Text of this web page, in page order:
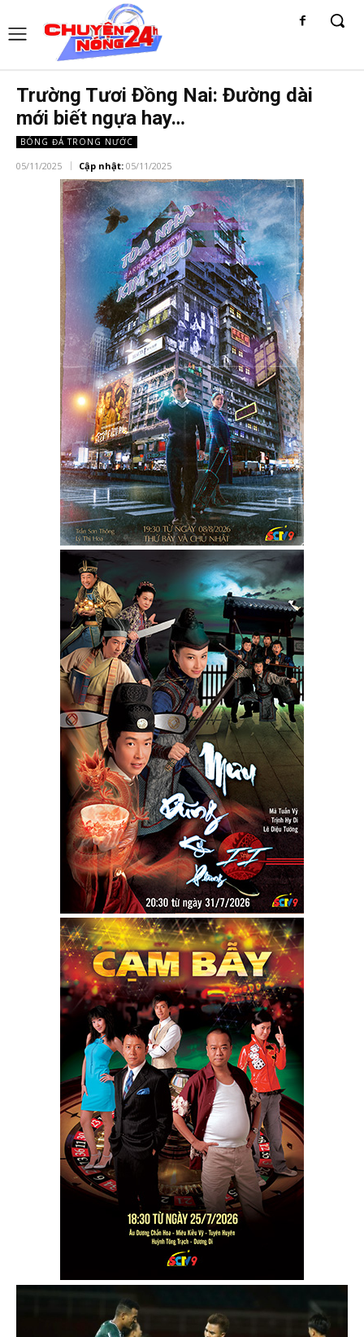
Trường Tươi Đồng Nai: Đường dài
mới biết ngựa hay…
BÓNG ĐÁ TRONG NƯỚC
05/11/2025 Cập nhật: 05/11/2025